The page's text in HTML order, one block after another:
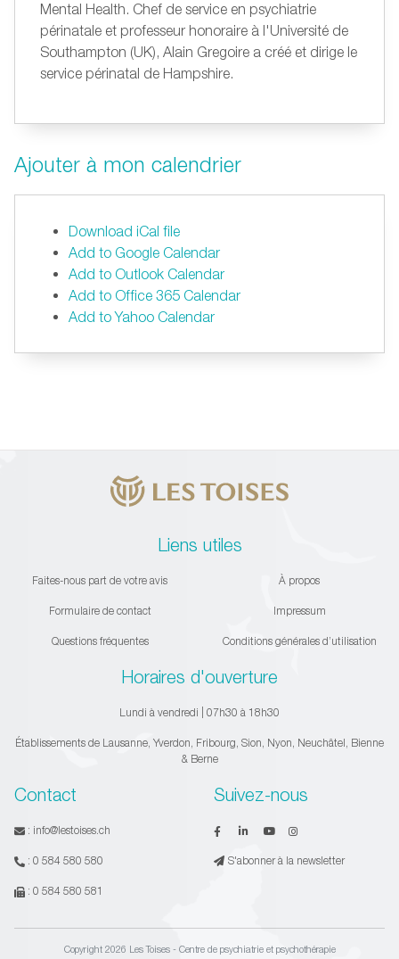
Mental Health. Chef de service en psychiatrie
périnatale et professeur honoraire à l'Université de
Southampton (UK), Alain Gregoire a créé et dirige le
service périnatal de Hampshire.
Ajouter à mon calendrier
Download iCal file
Add to Google Calendar
Add to Outlook Calendar
Add to Office 365 Calendar
Add to Yahoo Calendar
Liens utiles
Faites-nous part de votre avis
Formulaire de contact
Questions fréquentes
À propos
Impressum
Conditions générales d’utilisation
Horaires d'ouverture
Lundi à vendredi | 07h30 à 18h30
Établissements de Lausanne, Yverdon, Fribourg, Sion, Nyon, Neuchâtel, Bienne
& Berne
Contact
: info@lestoises.ch
: 0 584 580 580
: 0 584 580 581
Suivez-nous
S'abonner à la newsletter
Copyright 2026 Les Toises - Centre de psychiatrie et psychothérapie